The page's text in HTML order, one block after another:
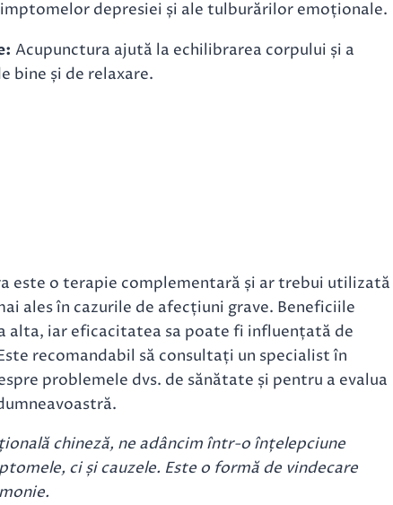
depresiei și ale tulburărilor emoționale.
Acupunctura ajută la echilibrarea corpului și a
bine și de relaxare.
este o terapie complementară și ar trebui utilizată
ales în cazurile de afecțiuni grave. Beneficiile
alta, iar eficacitatea sa poate fi influențată de
recomandabil să consultați un specialist în
problemele dvs. de sănătate și pentru a evalua
chineză, ne adâncim într-o înțelepciune
ci și cauzele. Este o formă de vindecare